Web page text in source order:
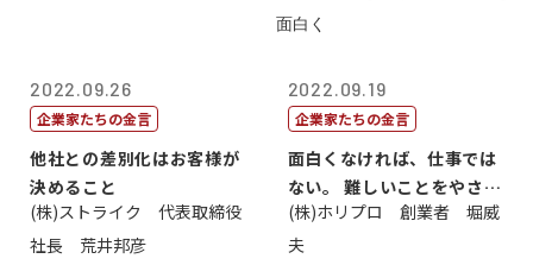
2022.09.26
企業家たちの金言
他社との差別化はお客様が
決めること
(株)ストライク 代表取締役
社長 荒井邦彦
2022.09.19
企業家たちの金言
面白くなければ、仕事では
ない。 難しいことをやさし
く。やさし...
(株)ホリプロ 創業者 堀威
夫